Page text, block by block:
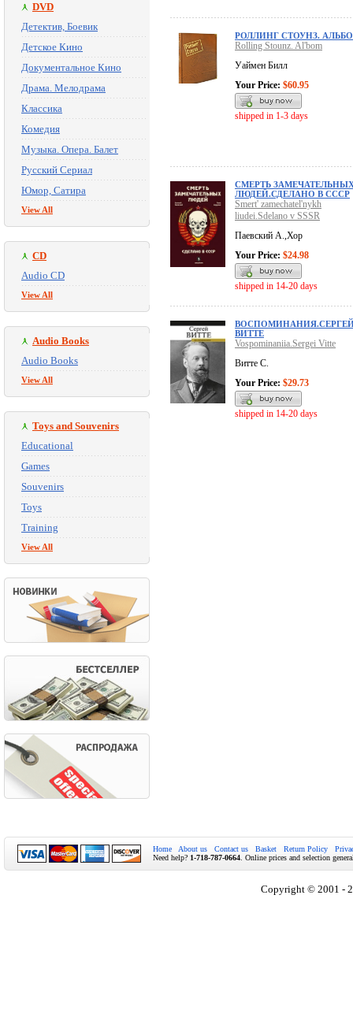
DVD
Детектив, Боевик
Детское Кино
Документальное Кино
Драма. Мелодрама
Классика
Комедия
Музыка. Опера. Балет
Русский Сериал
Юмор, Сатира
View All
CD
Audio CD
View All
Audio Books
Audio Books
View All
Toys and Souvenirs
Educational
Games
Souvenirs
Toys
Training
View All
РОЛЛИНГ СТОУНЗ.
Rolling Stounz. Al'bom
Уаймен Билл
Your Price: $60.95
shipped in 1-3 days
СМЕРТЬ
ЛЮДЕЙ.СДЕЛАНО В СССР
Smert' zamechatel'nykh
liudei.Sdelano v SSSR
Паевский А.,Хор
Your Price: $24.98
shipped in 14-20 days
ВИТТЕ
Vospominaniia.Sergei Vitte
Витте С.
Your Price: $29.73
shipped in 14-20 days
Home About us Contact us Basket Return Policy
Need help? 1-718-787-0664 . Online prices and selection
Copyright © 2001 -